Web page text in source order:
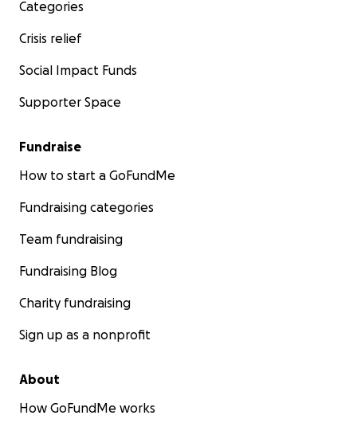
600-danskere-har-fundet-sammen-i-kampen-mod-
Med ydmyghed, kærligst
Categories
Crisis relief
Social Impact Funds
Supporter Space
Fundraise
How to start a GoFundMe
Fundraising categories
Team fundraising
Fundraising Blog
Charity fundraising
Sign up as a nonprofit
About
How GoFundMe works